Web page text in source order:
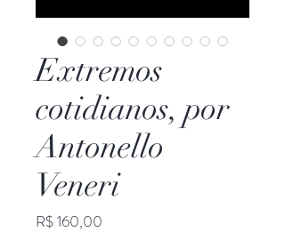
Extremos
cotidianos, por
Antonello
Veneri
R$ 160,00